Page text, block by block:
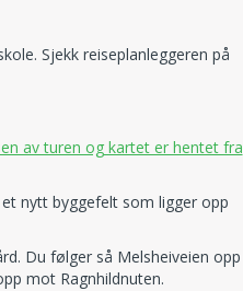
Sjekk reiseplanleggeren på
av turen og kartet er hentet fra
nytt byggefelt som ligger opp
Du følger så Melsheiveien opp
mot Ragnhildnuten.